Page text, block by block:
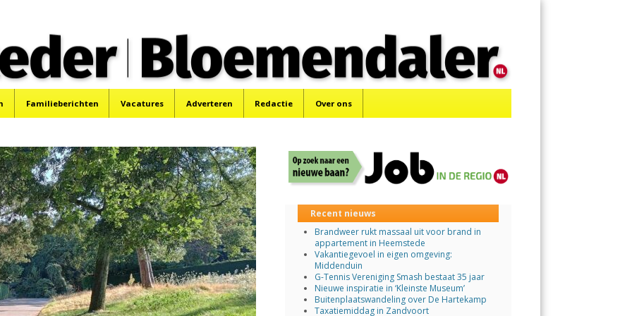
Familieberichten Vacatures Adverteren Redactie Over ons
Recent nieuws
Brandweer rukt massaal uit voor brand in
appartement in Heemstede
Vakantiegevoel in eigen omgeving:
Middenduin
G-Tennis Vereniging Smash bestaat 35 jaar
Nieuwe inspiratie in ‘Kleinste Museum’
Buitenplaatswandeling over De Hartekamp
Taxatiemiddag in Zandvoort